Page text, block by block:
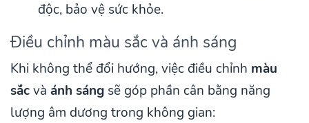
độc, bảo vệ sức khỏe.
Điều chỉnh màu sắc và ánh sáng
Khi không thể đổi hướng, việc điều chỉnh màu
sắcvà ánh sáng sẽ góp phần cân bằng năng
lượng âm dương trong không gian: